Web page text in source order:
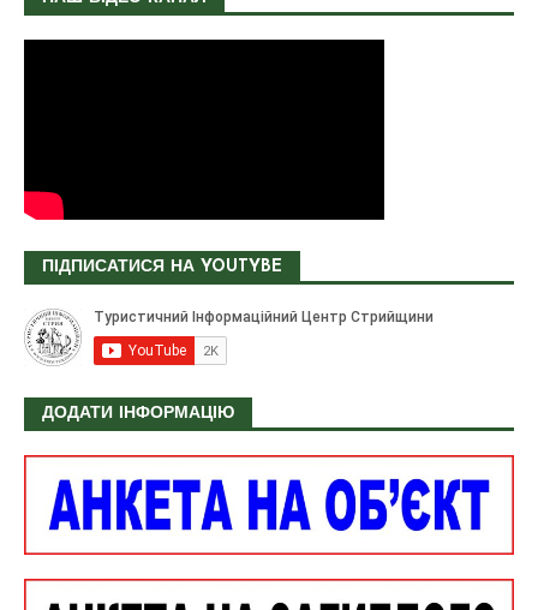
ПІДПИСАТИСЯ НА YOUTYBE
ДОДАТИ ІНФОРМАЦІЮ